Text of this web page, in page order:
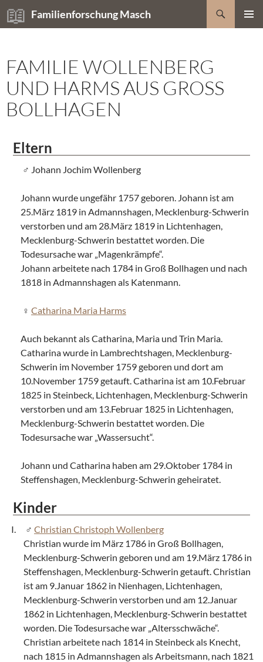
Zum
Inhalt
Familienforschung Masch
Suchen
FAMILIE WOLLENBERG
UND HARMS AUS GROSS B
OLLHAGEN
Eltern
Johann Jochim Wollenberg
Johann wurde ungefähr 1757 geboren. Johann ist am
25.März 1819 in Admannshagen, Mecklenburg-Schwerin
verstorben und am 28.März 1819 in Lichtenhagen,
Mecklenburg-Schwerin bestattet worden. Die
Todesursache war „Magenkrämpfe“.
Johann arbeitete nach 1784 in Groß Bollhagen und nach
1818 in Admannshagen als Katenmann.
Catharina Maria Harms
Auch bekannt als Catharina, Maria und Trin Maria.
Catharina wurde in Lambrechtshagen, Mecklenburg-
Schwerin im November 1759 geboren und dort am
10.November 1759 getauft. Catharina ist am 10.Februar
1825 in Steinbeck, Lichtenhagen, Mecklenburg-Schwerin
verstorben und am 13.Februar 1825 in Lichtenhagen,
Mecklenburg-Schwerin bestattet worden. Die
Todesursache war „Wassersucht“.
Johann und Catharina haben am 29.Oktober 1784 in
Steffenshagen, Mecklenburg-Schwerin geheiratet.
Kinder
Christian Christoph Wollenberg
Christian wurde im März 1786 in Groß Bollhagen,
Mecklenburg-Schwerin geboren und am 19.März 1786 in
Steffenshagen, Mecklenburg-Schwerin getauft. Christian
ist am 9.Januar 1862 in Nienhagen, Lichtenhagen,
Mecklenburg-Schwerin verstorben und am 12.Januar
1862 in Lichtenhagen, Mecklenburg-Schwerin bestattet
worden. Die Todesursache war „Altersschwäche“.
Christian arbeitete nach 1814 in Steinbeck als Knecht,
nach 1815 in Admannshagen als Arbeitsmann, nach 1821